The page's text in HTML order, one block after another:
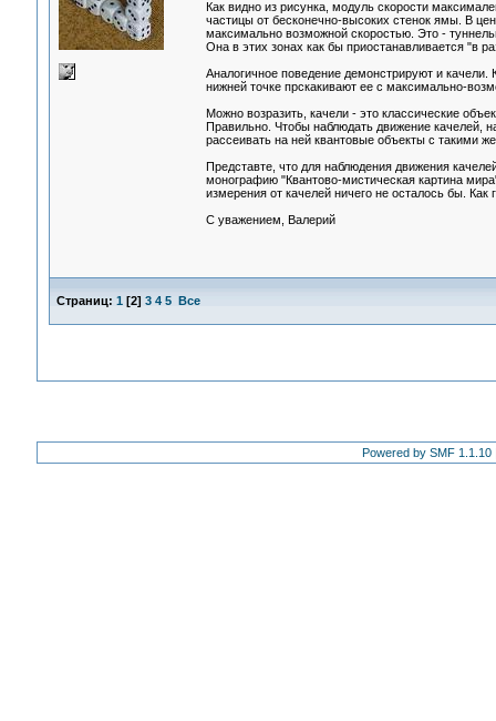
Как видно из рисунка, модуль скорости
частицы от бесконечно-высоких стенок ямы. В
максимально возможной скоростью. Это -
Она в этих зонах как бы приостанавливается "в
Аналогичное поведение демонстрируют и
нижней точке прскакивают ее с максимально-
Можно возразить, качели - это классические
Правильно. Чтобы наблюдать движение качелей,
рассеивать на ней квантовые объекты с такими
Представте, что для наблюдения движения
монографию "Квантово-мистическая картина
измерения от качелей ничего не осталось бы. Как
С уважением, Валерий
Страниц: 1 [2] 3 4 5 Все
Powered by SMF 1.1.10